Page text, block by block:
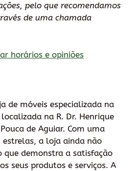
pelo que recomendamos
de uma chamada
horários e opiniões
de móveis especializada na
na R. Dr. Henrique
de Aguiar. Com uma
estrelas, a loja ainda não
que demonstra a satisfação
seus produtos e serviços. A